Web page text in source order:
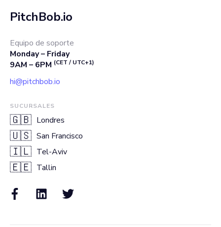
PitchBob.io
Equipo de soporte
Monday – Friday
9AM – 6PM (CET / UTC+1)
hi@pitchbob.io
SUCURSALES
🇬🇧 Londres
🇺🇸 San Francisco
🇮🇱 Tel-Aviv
🇪🇪 Tallin